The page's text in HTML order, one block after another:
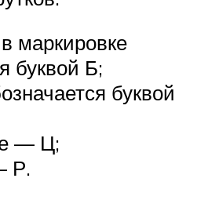
маркировке
буквой Б;
буквой
— Ц;
Р.